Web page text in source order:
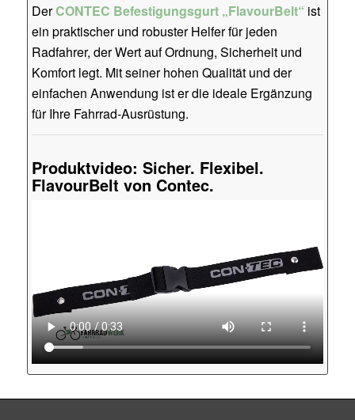
DerCONTEC Befestigungsgurt „FlavourBelt“ ist
ein praktischer und robuster Helfer für jeden
Radfahrer, der Wert auf Ordnung, Sicherheit und
Komfort legt. Mit seiner hohen Qualität und der
einfachen Anwendung ist er die ideale Ergänzung
für Ihre Fahrrad-Ausrüstung.
Produktvideo: Sicher. Flexibel.
FlavourBelt von Contec.